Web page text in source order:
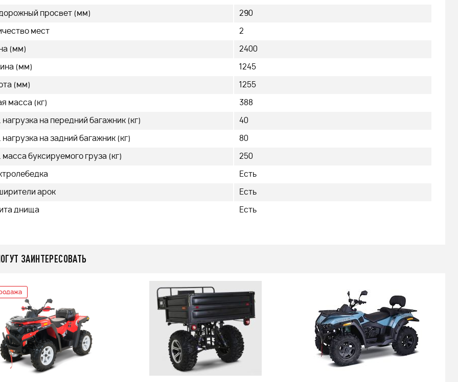
просвет (мм) 290
мест 2
(мм) 2400
(мм) 1245
(мм) 1255
масса (кг) 388
нагрузка на передний багажник (кг) 40
нагрузка на задний багажник (кг) 80
масса буксируемого груза (кг) 250
Есть
арок Есть
днища Есть
ЗАИНТЕРЕСОВАТЬ